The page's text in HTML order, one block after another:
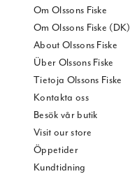
Om Olssons Fiske
Om Olssons Fiske (DK)
About Olssons Fiske
Über Olssons Fiske
Tietoja Olssons Fiske
Kontakta oss
Besök vår butik
Visit our store
Öppetider
Kundtidning